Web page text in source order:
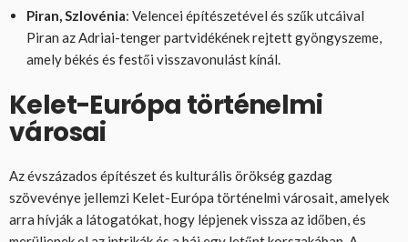
Piran, Szlovénia: Velencei építészetével és szűk utcáival
Piran az Adriai-tenger partvidékének rejtett gyöngyszeme,
amely békés és festői visszavonulást kínál.
Kelet-Európa történelmi
városai
Az évszázados építészet és kulturális örökség gazdag
szövevénye jellemzi Kelet-Európa történelmi városait, amelyek
arra hívják a látogatókat, hogy lépjenek vissza az időben, és